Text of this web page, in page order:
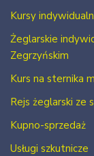
Kursy
Żeglarskie
Zegrzyńskim
Kurs na sternika
Rejs żeglarski ze
Kupno-sprzedaż
Usługi szkutnicze